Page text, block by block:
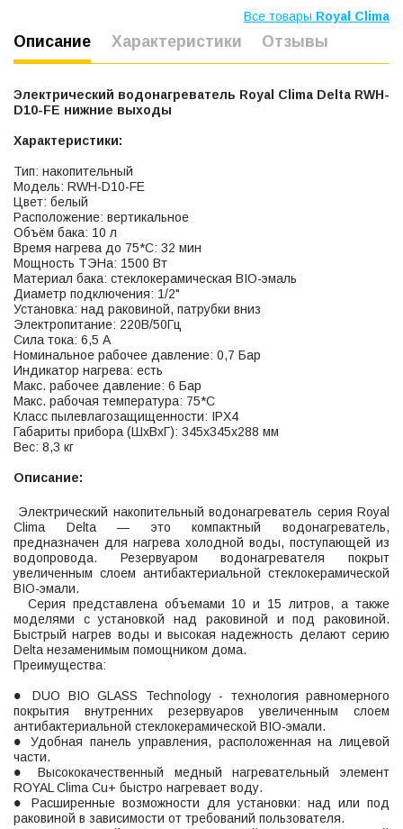
Все товары Royal Clima
Описание Характеристики Отзывы
Электрический водонагреватель Royal Clima Delta RWH-
D10-FE нижние выходы
Характеристики:
Тип: накопительный
Модель: RWH-D10-FE
Цвет: белый
Расположение: вертикальное
Объём бака: 10 л
Время нагрева до 75*C: 32 мин
Мощность ТЭНа: 1500 Вт
Материал бака: стеклокерамическая BIO-эмаль
Диаметр подключения: 1/2"
Установка: над раковиной, патрубки вниз
Электропитание: 220В/50Гц
Сила тока: 6,5 А
Номинальное рабочее давление: 0,7 Бар
Индикатор нагрева: есть
Макс. рабочее давление: 6 Бар
Макс. рабочая температура: 75*C
Класс пылевлагозащищенности: IPX4
Габариты прибора (ШхВхГ): 345х345х288 мм
Вес: 8,3 кг
Описание:
Электрический накопительный водонагреватель серия Royal
Clima Delta — это компактный водонагреватель,
предназначен для нагрева холодной воды, поступающей из
водопровода. Резервуаром водонагревателя покрыт
увеличенным слоем антибактериальной стеклокерамической
BIO-эмали.
Серия представлена объемами 10 и 15 литров, а также
моделями с установкой над раковиной и под раковиной.
Быстрый нагрев воды и высокая надежность делают серию
Delta незаменимым помощником дома.
Преимущества:
● DUO BIO GLASS Technology - технология равномерного
покрытия внутренних резервуаров увеличенным слоем
антибактериальной стеклокерамической BIO-эмали.
● Удобная панель управления, расположенная на лицевой
части.
● Высококачественный медный нагревательный элемент
ROYAL Clima Cu+ быстро нагревает воду.
● Расширенные возможности для установки: над или под
раковиной в зависимости от требований пользователя.